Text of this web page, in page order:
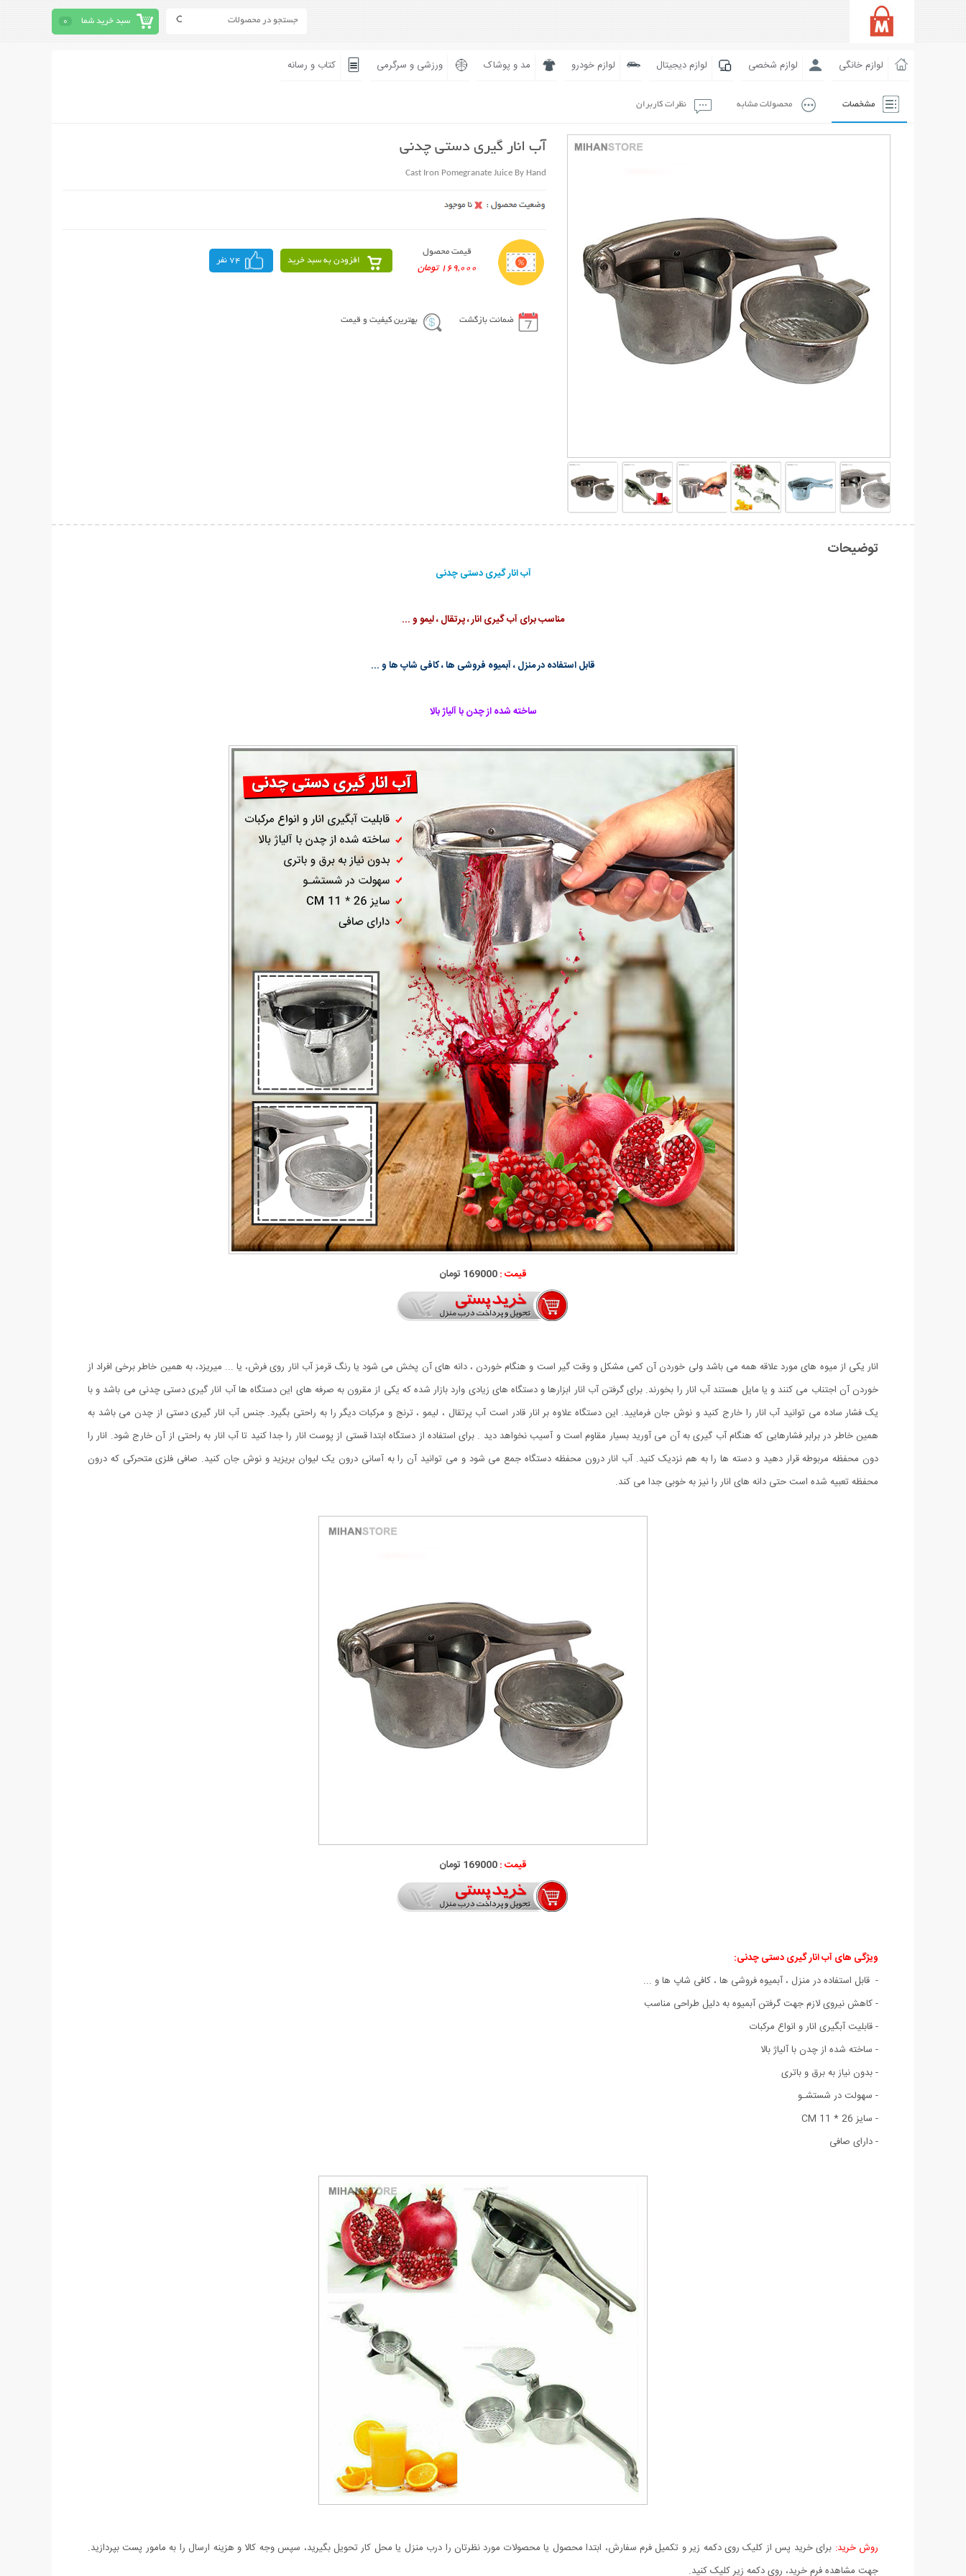
سبد خرید شما 0
لوازم خانگی لوازم شخصی لوازم دیجیتال لوازم خودرو مد و پوشاک ورزشی و سرگرمی کتاب و رسانه
مشخصات محصولات مشابه نظرات کاربران
آب انار گیری دستی چدنی
Cast Iron Pomegranate Juice By Hand
قیمت محصول
169,000 تومان
افزودن به سبد خرید 74 نفر
ضمانت بازگشت بهترین کیفیت و قیمت
توضیحات
آب انار گیری دستی چدنی
مناسب برای آب گیری انار ، پرتقال ، لیمو و ...
قابل استفاده در منزل ، آبمیوه فروشی ها ، کافی شاپ ها و ...
ساخته شده از چدن با آلیاژ بالا
قیمت :169000 تومان
انار یکی از میوه های مورد علاقه همه می باشد ولی خوردن آن کمی مشکل و وقت گیر است و هنگام خوردن ، دانه های آن پخش می شود یا رنگ قرمز آب انار روی فرش، یا ... میریزد، به همین خاطر برخی افراد از
خوردن آن اجتناب می کنند و یا مایل هستند آب انار را بخورند. برای گرفتن آب انار ابزارها و دستگاه های زیادی وارد بازار شده که یکی از مقرون به صرفه های این دستگاه ها آب انار گیری دستی چدنی می باشد و با
یک فشار ساده می توانید آب انار را خارج کنید و نوش جان فرمایید. این دستگاه علاوه بر انار قادر است آب پرتقال ، لیمو ، ترنج و مرکبات دیگر را به راحتی بگیرد. جنس آب انار گیری دستی از چدن می باشد به
همین خاطر در برابر فشارهایی که هنگام آب گیری به آن می آورید بسیار مقاوم است و آسیب نخواهد دید . برای استفاده از دستگاه ابتدا قستی از پوست انار را جدا کنید تا آب انار به راحتی از آن خارج شود. انار را
دون محفظه مربوطه قرار دهید و دسته ها را به هم نزدیک کنید. آب انار درون محفظه دستگاه جمع می شود و می توانید آن را به آسانی درون یک لیوان بریزید و نوش جان کنید. صافی فلزی متحرکی که درون
محفظه تعبیه شده است حتی دانه های انار را نیز به خوبی جدا می کند.
قیمت :169000 تومان
ویژگی هایآب انار گیری دستی چدنی:
- قابل استفاده در منزل ، آبمیوه فروشی ها ، کافی شاپ ها و ...
- کاهش نیروی لازم جهت گرفتن آبمیوه به دلیل طراحی مناسب
- قابلیت آبگیری انار و انواع مرکبات
- ساخته شده از چدن با آلیاژ بالا
- بدون نیاز به برق و باتری
- سهولت در شستشـو
- سایز 26 * 11 CM
- دارای صافی
روش خرید: برای خرید پس از کلیک روی دکمه زیر و تکمیل فرم سفارش، ابتدا محصول یا محصولات مورد نظرتان را درب منزل یا محل کار تحویل بگیرید، سپس وجه کالا و هزینه ارسال را به مامور پست بپردازید.
جهت مشاهده فرم خرید، روی دکمه زیر کلیک کنید.